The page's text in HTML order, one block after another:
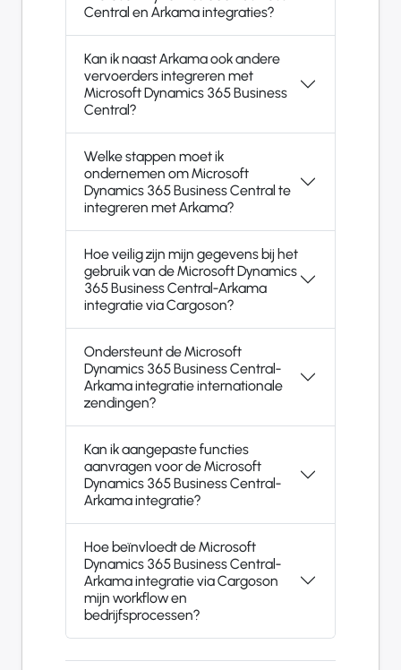
Central en Arkama integraties?
Kan ik naast Arkama ook andere
vervoerders integreren met
Microsoft Dynamics 365 Business
Central?
Welke stappen moet ik
ondernemen om Microsoft
Dynamics 365 Business Central te
integreren met Arkama?
Hoe veilig zijn mijn gegevens bij het
gebruik van de Microsoft Dynamics
365 Business Central-Arkama
integratie via Cargoson?
Ondersteunt de Microsoft
Dynamics 365 Business Central-
Arkama integratie internationale
zendingen?
Kan ik aangepaste functies
aanvragen voor de Microsoft
Dynamics 365 Business Central-
Arkama integratie?
Hoe beïnvloedt de Microsoft
Dynamics 365 Business Central-
Arkama integratie via Cargoson
mijn workflow en
bedrijfsprocessen?